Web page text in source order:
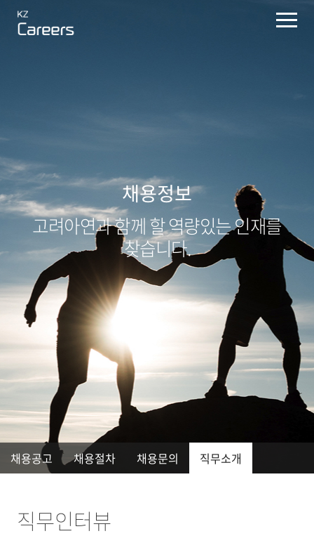
채용정보
고려아연과 함께 할역량있는 인재를
찾습니다.
채용공고 채용절차 채용문의 직무소개
직무인터뷰